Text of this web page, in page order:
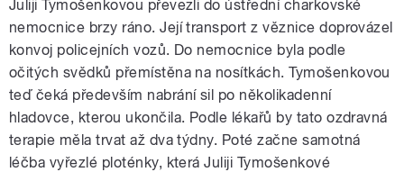
Juliji Tymošenkovou převezli do ústřední charkovské
nemocnice brzy ráno. Její transport z věznice doprovázel
konvoj policejních vozů. Do nemocnice byla podle
očitých svědků přemístěna na nosítkách. Tymošenkovou
teď čeká především nabrání sil po několikadenní
hladovce, kterou ukončila. Podle lékařů by tato ozdravná
terapie měla trvat až dva týdny. Poté začne samotná
léčba vyřezlé ploténky, která Juliji Tymošenkové